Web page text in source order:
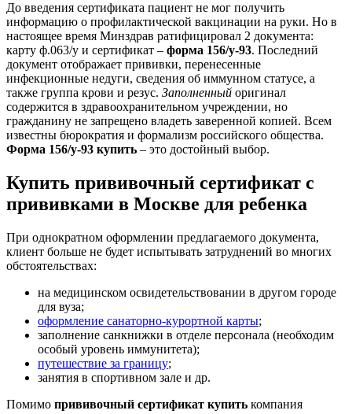
До введения сертификата пациент не мог получить
информацию о профилактической вакцинации на руки. Но в
настоящее время Минздрав ратифицировал 2 документа:
карту ф.063/у и сертификат – форма 156/у-93. Последний
документ отображает прививки, перенесенные
инфекционные недуги, сведения об иммунном статусе, а
также группа крови и резус. Заполненный оригинал
содержится в здравоохранительном учреждении, но
гражданину не запрещено владеть заверенной копией. Всем
известны бюрократия и формализм российского общества.
Форма 156/у-93 купить – это достойный выбор.
Купить прививочный сертификат с
прививками в Москве для ребенка
При однократном оформлении предлагаемого документа,
клиент больше не будет испытывать затруднений во многих
обстоятельствах:
на медицинском освидетельствовании в другом городе
для вуза;
оформление санаторно-курортной карты;
заполнение санкнижки в отделе персонала (необходим
особый уровень иммунитета);
путешествие за границу;
занятия в спортивном зале и др.
Помимо прививочный сертификат купить компания